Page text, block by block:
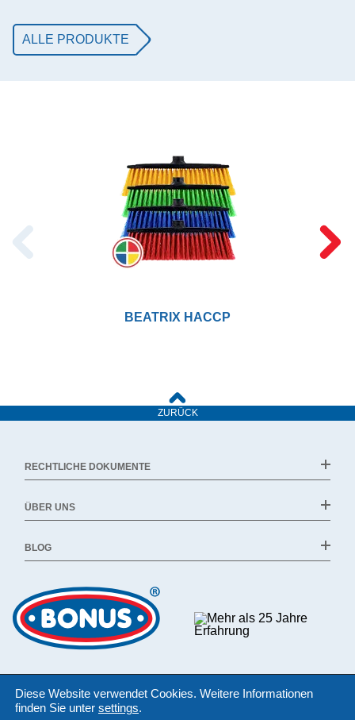
ALLE PRODUKTE
BEATRIX HACCP
ZURÜCK
RECHTLICHE DOKUMENTE
ÜBER UNS
BLOG
Diese Website verwendet Cookies. Weitere Informationen
finden Sie unter settings.